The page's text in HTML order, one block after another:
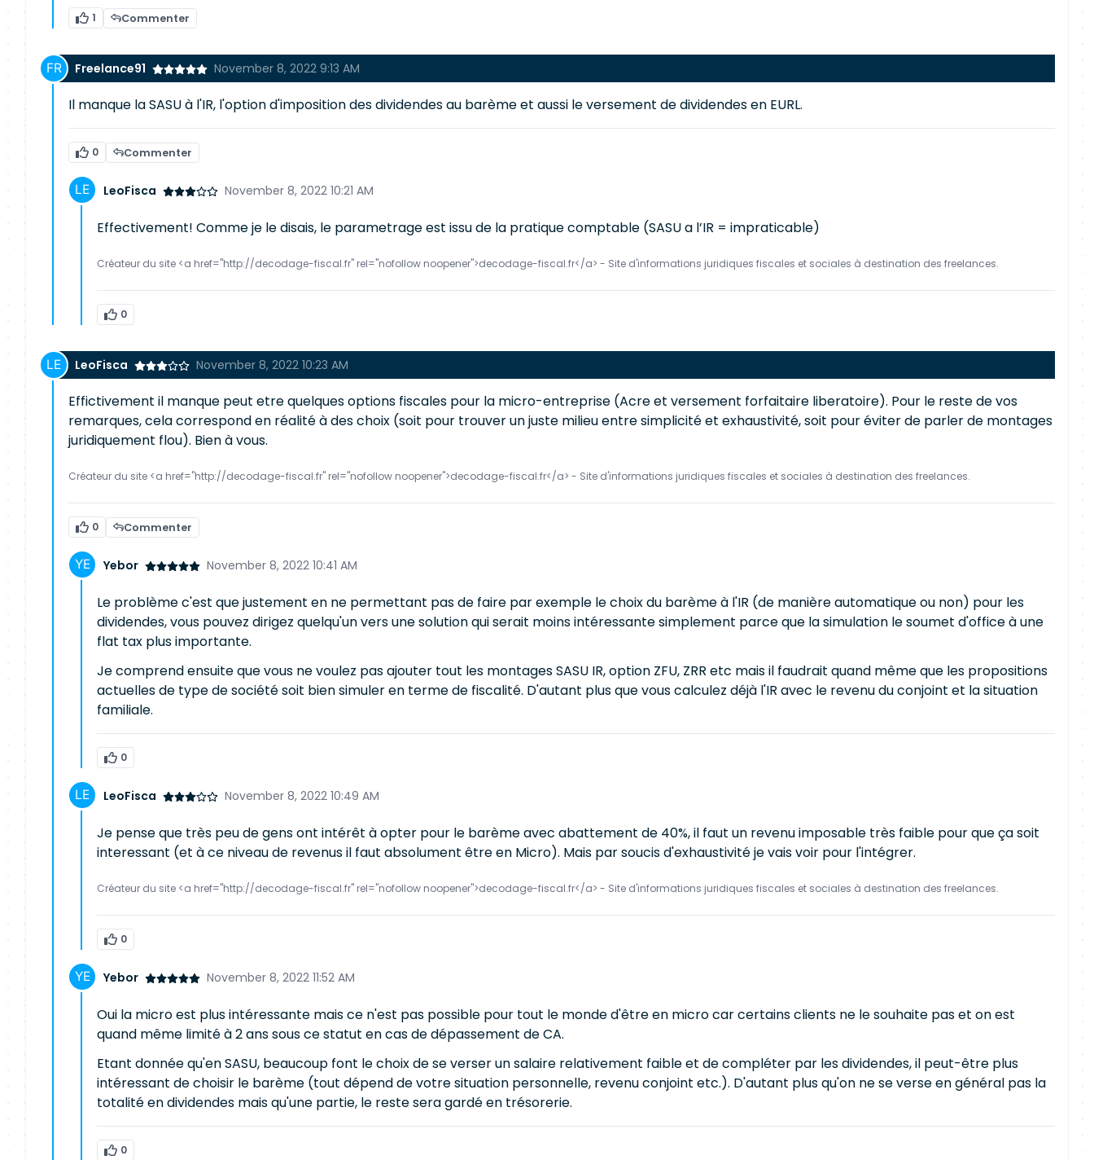
1 Commenter
Freelance91 November 8, 2022 9:13 AM
Il manque la SASU à l'IR, l'option d'imposition des dividendes au barème et aussi le versement de dividendes en EURL.
0 Commenter
LeoFisca November 8, 2022 10:21 AM
Effectivement! Comme je le disais, le parametrage est issu de la pratique comptable (SASU a l’IR = impraticable)
Créateur du site <a href="http://decodage-fiscal.fr" rel="nofollow noopener">decodage-fiscal.fr</a> - Site d'informations juridiques fiscales et sociales à destination des freelances.
0
LeoFisca November 8, 2022 10:23 AM
Effictivement il manque peut etre quelques options fiscales pour la micro-entreprise (Acre et versement forfaitaire liberatoire). Pour le reste de vos
remarques, cela correspond en réalité à des choix (soit pour trouver un juste milieu entre simplicité et exhaustivité, soit pour éviter de parler de montages
juridiquement flou). Bien à vous.
Créateur du site <a href="http://decodage-fiscal.fr" rel="nofollow noopener">decodage-fiscal.fr</a> - Site d'informations juridiques fiscales et sociales à destination des freelances.
0 Commenter
Yebor November 8, 2022 10:41 AM
Le problème c'est que justement en ne permettant pas de faire par exemple le choix du barème à l'IR (de manière automatique ou non) pour les
dividendes, vous pouvez dirigez quelqu'un vers une solution qui serait moins intéressante simplement parce que la simulation le soumet d'office à une
flat tax plus importante.
Je comprend ensuite que vous ne voulez pas ajouter tout les montages SASU IR, option ZFU, ZRR etc mais il faudrait quand même que les propositions
actuelles de type de société soit bien simuler en terme de fiscalité. D'autant plus que vous calculez déjà l'IR avec le revenu du conjoint et la situation
familiale.
0
LeoFisca November 8, 2022 10:49 AM
Je pense que très peu de gens ont intérêt à opter pour le barème avec abattement de 40%, il faut un revenu imposable très faible pour que ça soit
interessant (et à ce niveau de revenus il faut absolument être en Micro). Mais par soucis d'exhaustivité je vais voir pour l'intégrer.
Créateur du site <a href="http://decodage-fiscal.fr" rel="nofollow noopener">decodage-fiscal.fr</a> - Site d'informations juridiques fiscales et sociales à destination des freelances.
0
Yebor November 8, 2022 11:52 AM
Oui la micro est plus intéressante mais ce n'est pas possible pour tout le monde d'être en micro car certains clients ne le souhaite pas et on est
quand même limité à 2 ans sous ce statut en cas de dépassement de CA.
Etant donnée qu'en SASU, beaucoup font le choix de se verser un salaire relativement faible et de compléter par les dividendes, il peut-être plus
intéressant de choisir le barème (tout dépend de votre situation personnelle, revenu conjoint etc.). D'autant plus qu'on ne se verse en général pas la
totalité en dividendes mais qu'une partie, le reste sera gardé en trésorerie.
0